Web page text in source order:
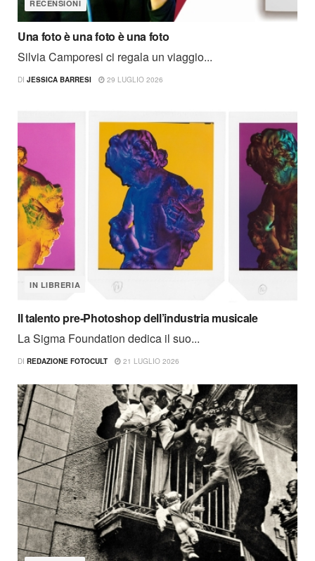
RECENSIONI
Una foto è una foto è una foto
Silvia Camporesi ci regala un viaggio...
DI JESSICA BARRESI 29 LUGLIO 2026
IN LIBRERIA
Il talento pre-Photoshop dell’industria musicale
La Sigma Foundation dedica il suo...
DI REDAZIONE FOTOCULT 21 LUGLIO 2026